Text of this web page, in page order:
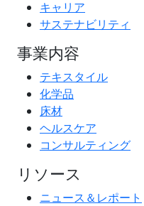
キャリア
サステナビリティ
事業内容
テキスタイル
化学品
床材
ヘルスケア
コンサルティング
リソース
ニュース＆レポート